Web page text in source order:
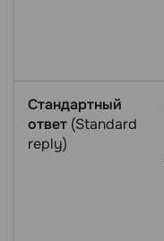
Стандартный
ответ (Standard
reply)